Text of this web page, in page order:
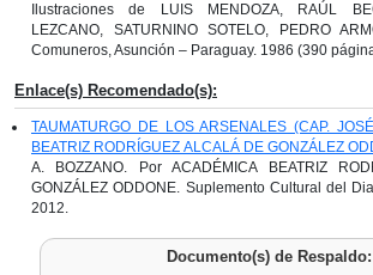
Ilustraciones de LUIS MENDOZA, RAÚL
LEZCANO, SATURNINO SOTELO, PEDRO
Comuneros, Asunción – Paraguay. 1986 (390
Enlace(s) Recomendado(s):
TAUMATURGO DE LOS ARSENALES (CAP.
BEATRIZ RODRÍGUEZ ALCALÁ DE GONZÁLEZ
A. BOZZANO. Por ACADÉMICA BEATRIZ
GONZÁLEZ ODDONE. Suplemento Cultural del
2012.
Documento(s) de Respaldo: